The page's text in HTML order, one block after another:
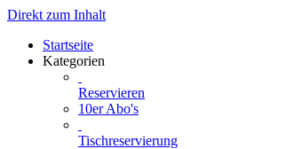
Direkt zum Inhalt
Startseite
Kategorien
Reservieren
10er Abo's
Tischreservierung